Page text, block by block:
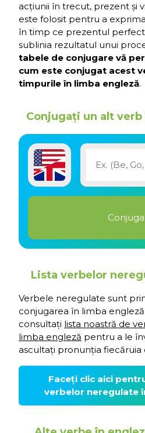
acțiunii în trecut, prezent și
este folosit pentru a
în timp ce prezentul
sublinia rezultatul unui
tabele de conjugare vă
cum este conjugat acest
timpurile în limba engleză.
Conjugați un alt
Lista verbelor
Verbele neregulate sunt
conjugarea în limba
consultați lista noastră de
limba engleză pentru a le
ascultați pronunția fiecăruia
Faceți clic aici
verbelor neregulate